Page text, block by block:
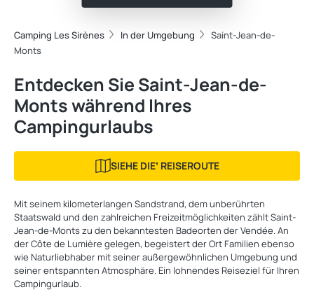
Camping Les Sirènes In der Umgebung
Saint-Jean-de-
Monts
Entdecken Sie Saint-Jean-de-
Monts während Ihres
Campingurlaubs
SIEHE DIEʼ REISEROUTE
Mit seinem kilometerlangen Sandstrand, dem unberührten
Staatswald und den zahlreichen Freizeitmöglichkeiten zählt Saint-
Jean-de-Monts zu den bekanntesten Badeorten der Vendée. An
der Côte de Lumière gelegen, begeistert der Ort Familien ebenso
wie Naturliebhaber mit seiner außergewöhnlichen Umgebung und
seiner entspannten Atmosphäre. Ein lohnendes Reiseziel für Ihren
Campingurlaub.